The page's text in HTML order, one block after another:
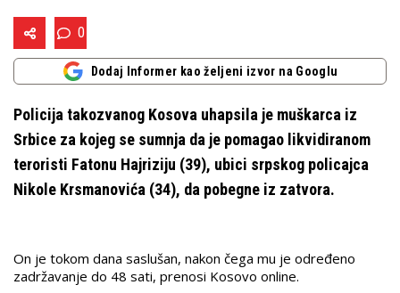
0
Dodaj Informer kao željeni izvor na Googlu
Policija takozvanog Kosova uhapsila je muškarca iz
Srbice za kojeg se sumnja da je pomagao likvidiranom
teroristi Fatonu Hajriziju (39), ubici srpskog policajca
Nikole Krsmanovića (34), da pobegne iz zatvora.
On je tokom dana saslušan, nakon čega mu je određeno
zadržavanje do 48 sati, prenosi Kosovo online.